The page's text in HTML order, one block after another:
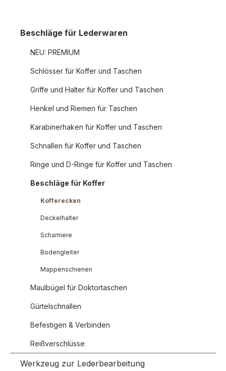
Beschläge für Lederwaren
NEU: PREMIUM
Schlösser für Koffer und Taschen
Griffe und Halter für Koffer und Taschen
Henkel und Riemen für Taschen
Karabinerhaken für Koffer und Taschen
Schnallen für Koffer und Taschen
Ringe und D-Ringe für Koffer und Taschen
Beschläge für Koffer
Kofferecken
Deckelhalter
Scharniere
Bodengleiter
Mappenschienen
Maulbügel für Doktortaschen
Gürtelschnallen
Befestigen & Verbinden
Reißverschlüsse
Werkzeug zur Lederbearbeitung